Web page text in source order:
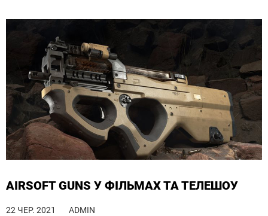
AIRSOFT GUNS У ФІЛЬМАХ ТА ТЕЛЕШОУ
22 ЧЕР. 2021 ADMIN